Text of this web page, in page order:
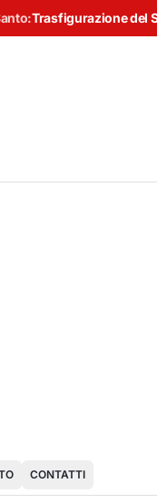
Trasfigurazione del
CONTATTI